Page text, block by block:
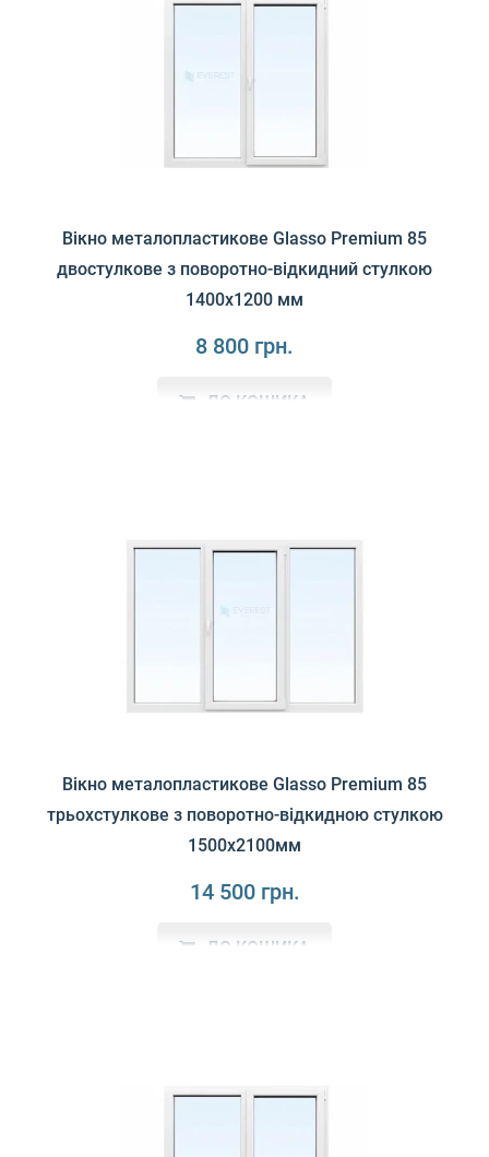
Вікно металопластикове Glasso Premium 85
двостулкове з поворотно-відкидний стулкою
1400х1200 мм
8 800 грн.
ДО КОШИКА
Вікно металопластикове Glasso Premium 85
трьохстулкове з поворотно-відкидною стулкою
1500х2100мм
14 500 грн.
ДО КОШИКА